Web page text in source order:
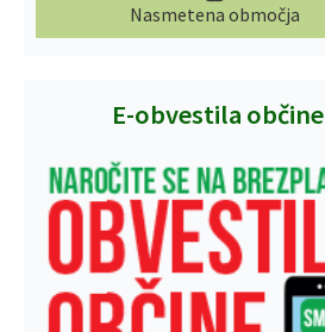
Nasmetena območja
E-obvestila občine